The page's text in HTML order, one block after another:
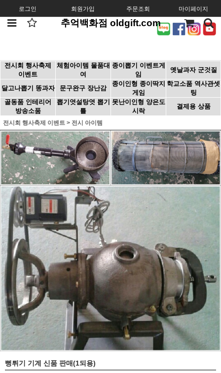
로그인 회원가입 주문조회 마이페이지
추억백화점 oldgift.com
전시회 행사축제
이벤트
체험아이템 물품대
여
종이뽑기 이벤트게
임
옛날과자 군것질
달고나뽑기 똥과자 문구완구 장난감
종이인형 종이딱지
게임
학교소품 역사관셋
팅
골동품 인테리어
방송소품
뽑기엿설탕엿 뽑기
틀
못난이인형 양은도
시락
결제용 상품
전시회 행사축제 이벤트 > 전시 아이템
뻥튀기 기계 신품 판매(1되용)